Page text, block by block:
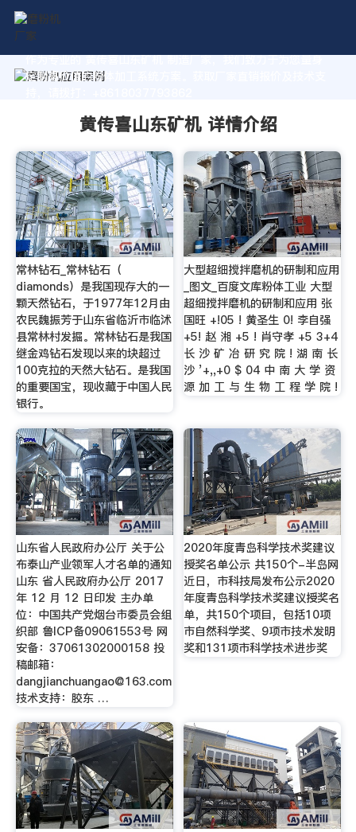
作为专业的 黄传喜山东矿机 制造厂家，我们致力于为您量身
定制高价值的粉体加工系统方案。获取厂家直销报价及技术支
黄传喜山东矿机 详情介绍
常林钻石_常林钻石（
diamonds）是我国现存大的一
颗天然钻石，于1977年12月由
农民魏振芳于山东省临沂市临沭
县常林村发掘。常林钻石是我国
继金鸡钻石发现以来的块超过
100克拉的天然大钻石。是我国
的重要国宝，现收藏于中国人民
银行。
大型超细搅拌磨机的研制和应用
_图文_百度文库粉体工业 大型
超细搅拌磨机的研制和应用 张
国旺 +!05 ! 黄圣生 0! 李自强
+5! 赵 湘 +5 ! 肖守孝 +5 3+4
长 沙 矿 冶 研 究 院 ! 湖 南 长
沙 ’+,,+0 $ 04 中 南 大 学 资
源 加 工 与 生 物 工 程 学 院 !
山东省人民政府办公厅 关于公
布泰山产业领军人才名单的通知
山东 省人民政府办公厅 2017
年 12 月 12 日印发 主办单
位：中国共产党烟台市委员会组
织部 鲁ICP备09061553号 网
安备：37061302000158 投
稿邮箱：
dangjianchuangao@163.com
技术支持：胶东 …
2020年度青岛科学技术奖建议
授奖名单公示 共150个-半岛网
近日，市科技局发布公示2020
年度青岛科学技术奖建议授奖名
单，共150个项目，包括10项
市自然科学奖、9项市技术发明
奖和131项市科学技术进步奖